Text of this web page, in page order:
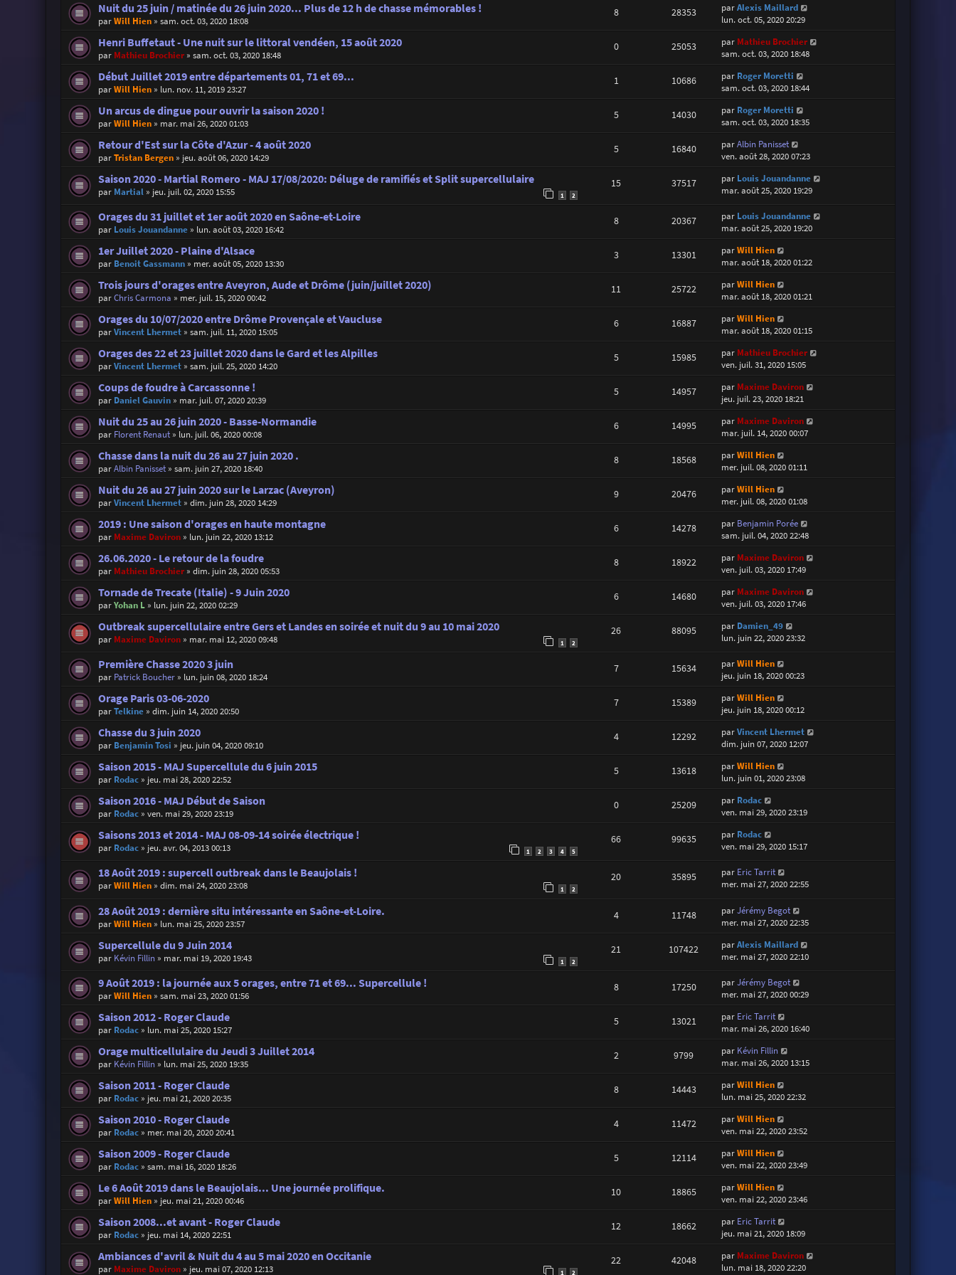
Nuit du 25 juin / matinée du 26 juin 2020... Plus de 12 h de chasse mémorables !
parWill Hien» sam. oct. 03, 2020 18:08
8 28353 parAlexis Maillard
lun. oct. 05, 2020 20:29
Henri Buffetaut - Une nuit sur le littoral vendéen, 15 août 2020
par Mathieu Brochier» sam. oct. 03, 2020 18:48
0 25053 par Mathieu Brochier
sam. oct. 03, 2020 18:48
Début Juillet 2019 entre départements 01, 71 et 69...
parWill Hien» lun. nov. 11, 2019 23:27
1 10686 par Roger Moretti
sam. oct. 03, 2020 18:44
Un arcus de dingue pour ouvrir la saison 2020 !
parWill Hien» mar. mai 26, 2020 01:03
5 14030 par Roger Moretti
sam. oct. 03, 2020 18:35
Retour d'Est sur la Côte d'Azur - 4 août 2020
parTristan Bergen» jeu. août 06, 2020 14:29
5 16840 parAlbin Panisset
ven. août 28, 2020 07:23
Saison 2020 - Martial Romero - MAJ 17/08/2020: Déluge de ramifiés et Split supercellulaire
par Martial» jeu. juil. 02, 2020 15:55 1 2
15 37517 par Louis Jouandanne
mar. août 25, 2020 19:29
Orages du 31 juillet et 1er août 2020 en Saône-et-Loire
par Louis Jouandanne» lun. août 03, 2020 16:42
8 20367 par Louis Jouandanne
mar. août 25, 2020 19:20
1er Juillet 2020 - Plaine d'Alsace
par Benoit Gassmann» mer. août 05, 2020 13:30
3 13301 parWill Hien
mar. août 18, 2020 01:22
Trois jours d'orages entre Aveyron, Aude et Drôme (juin/juillet 2020)
parChris Carmona » mer. juil. 15, 2020 00:42
11 25722 parWill Hien
mar. août 18, 2020 01:21
Orages du 10/07/2020 entre Drôme Provençale et Vaucluse
parVincent Lhermet» sam. juil. 11, 2020 15:05
6 16887 parWill Hien
mar. août 18, 2020 01:15
Orages des 22 et 23 juillet 2020 dans le Gard et les Alpilles
parVincent Lhermet» sam. juil. 25, 2020 14:20
5 15985 par Mathieu Brochier
ven. juil. 31, 2020 15:05
Coups de foudre à Carcassonne !
par Daniel Gauvin» mar. juil. 07, 2020 20:39
5 14957 par Maxime Daviron
jeu. juil. 23, 2020 18:21
Nuit du 25 au 26 juin 2020 - Basse-Normandie
par Florent Renaut» lun. juil. 06, 2020 00:08
6 14995 par Maxime Daviron
mar. juil. 14, 2020 00:07
Chasse dans la nuit du 26 au 27 juin 2020 .
parAlbin Panisset» sam. juin 27, 2020 18:40
8 18568 parWill Hien
mer. juil. 08, 2020 01:11
Nuit du 26 au 27 juin 2020 sur le Larzac (Aveyron)
parVincent Lhermet» dim. juin 28, 2020 14:29
9 20476 parWill Hien
mer. juil. 08, 2020 01:08
2019 : Une saison d'orages en haute montagne
par Maxime Daviron» lun. juin 22, 2020 13:12
6 14278 par Benjamin Porée
sam. juil. 04, 2020 22:48
26.06.2020 - Le retour de la foudre
par Mathieu Brochier» dim. juin 28, 2020 05:53
8 18922 par Maxime Daviron
ven. juil. 03, 2020 17:49
Tornade de Trecate (Italie) - 9 Juin 2020
parYohan L» lun. juin 22, 2020 02:29
6 14680 par Maxime Daviron
ven. juil. 03, 2020 17:46
Outbreak supercellulaire entre Gers et Landes en soirée et nuit du 9 au 10 mai 2020
par Maxime Daviron» mar. mai 12, 2020 09:48 1 2
26 88095 par Damien_49
lun. juin 22, 2020 23:32
Première Chasse 2020 3 juin
par Patrick Boucher» lun. juin 08, 2020 18:24
7 15634 parWill Hien
jeu. juin 18, 2020 00:23
Orage Paris 03-06-2020
parTelkine» dim. juin 14, 2020 20:50
7 15389 parWill Hien
jeu. juin 18, 2020 00:12
Chasse du 3 juin 2020
par Benjamin Tosi » jeu. juin 04, 2020 09:10
4 12292 parVincent Lhermet
dim. juin 07, 2020 12:07
Saison 2015 - MAJ Supercellule du 6 juin 2015
par Rodac» jeu. mai 28, 2020 22:52
5 13618 parWill Hien
lun. juin 01, 2020 23:08
Saison 2016 - MAJ Début de Saison
par Rodac» ven. mai 29, 2020 23:19
0 25209 par Rodac
ven. mai 29, 2020 23:19
Saisons 2013 et 2014 - MAJ 08-09-14 soirée électrique !
par Rodac» jeu. avr. 04, 2013 00:13 1 2 3 4 5
66 99635 par Rodac
ven. mai 29, 2020 15:17
18 Août 2019 : supercell outbreak dans le Beaujolais !
parWill Hien» dim. mai 24, 2020 23:08 1 2
20 35895 par Eric Tarrit
mer. mai 27, 2020 22:55
28 Août 2019 : dernière situ intéressante en Saône-et-Loire.
parWill Hien» lun. mai 25, 2020 23:57
4 11748 parJérémy Begot
mer. mai 27, 2020 22:35
Supercellule du 9 Juin 2014
par Kévin Fillin» mar. mai 19, 2020 19:43 1 2
21 107422 parAlexis Maillard
mer. mai 27, 2020 22:10
9 Août 2019 : la journée aux 5 orages, entre 71 et 69... Supercellule !
parWill Hien» sam. mai 23, 2020 01:56
8 17250 parJérémy Begot
mer. mai 27, 2020 00:29
Saison 2012 - Roger Claude
par Rodac» lun. mai 25, 2020 15:27
5 13021 par Eric Tarrit
mar. mai 26, 2020 16:40
Orage multicellulaire du Jeudi 3 Juillet 2014
par Kévin Fillin» lun. mai 25, 2020 19:35
2 9799 par Kévin Fillin
mar. mai 26, 2020 13:15
Saison 2011 - Roger Claude
par Rodac» jeu. mai 21, 2020 20:35
8 14443 parWill Hien
lun. mai 25, 2020 22:32
Saison 2010 - Roger Claude
par Rodac» mer. mai 20, 2020 20:41
4 11472 parWill Hien
ven. mai 22, 2020 23:52
Saison 2009 - Roger Claude
par Rodac» sam. mai 16, 2020 18:26
5 12114 parWill Hien
ven. mai 22, 2020 23:49
Le 6 Août 2019 dans le Beaujolais... Une journée prolifique.
parWill Hien» jeu. mai 21, 2020 00:46
10 18865 parWill Hien
ven. mai 22, 2020 23:46
Saison 2008...et avant - Roger Claude
par Rodac» jeu. mai 14, 2020 22:51
12 18662 par Eric Tarrit
jeu. mai 21, 2020 18:09
Ambiances d'avril & Nuit du 4 au 5 mai 2020 en Occitanie
par Maxime Daviron» jeu. mai 07, 2020 12:13 1 2
22 42048 par Maxime Daviron
lun. mai 18, 2020 22:20